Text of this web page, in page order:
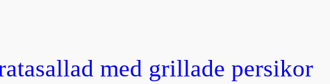
med grillade persikor